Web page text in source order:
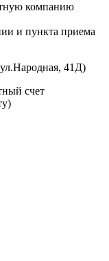
компанию
и пункта приема
41Д)
счет